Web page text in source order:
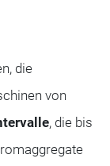
die
von
, die bis